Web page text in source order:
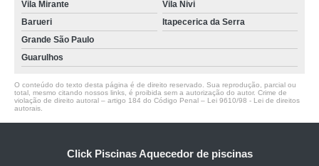
Vila Mirante
Vila Nivi
Barueri
Itapecerica da Serra
Grande São Paulo
Guarulhos
O conteúdo do texto desta página é de direito reservado. Sua reprodução, parcial ou
total, mesmo citando nossos links, é proibida sem a autorização do autor. Crime de
violação de direito autoral – artigo 184 do Código Penal – Lei 9610/98 - Lei de direitos
autorais
Click Piscinas Aquecedor de piscinas